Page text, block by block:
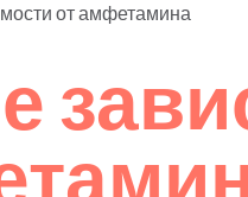
от амфетамина